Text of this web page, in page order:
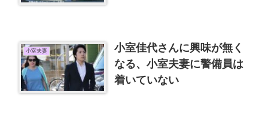
小室夫妻
小室佳代さんに興味が無く
なる、小室夫妻に警備員は
着いていない